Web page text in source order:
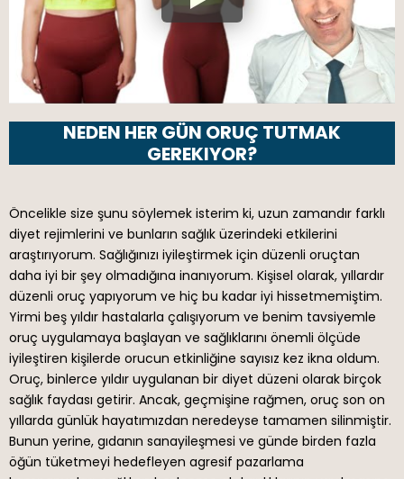
NEDEN HER GÜN ORUÇ TUTMAK
GEREKIYOR?
Öncelikle size şunu söylemek isterim ki, uzun zamandır farklı
diyet rejimlerini ve bunların sağlık üzerindeki etkilerini
araştırıyorum. Sağlığınızı iyileştirmek için düzenli oruçtan
daha iyi bir şey olmadığına inanıyorum. Kişisel olarak, yıllardır
düzenli oruç yapıyorum ve hiç bu kadar iyi hissetmemiştim.
Yirmi beş yıldır hastalarla çalışıyorum ve benim tavsiyemle
oruç uygulamaya başlayan ve sağlıklarını önemli ölçüde
iyileştiren kişilerde orucun etkinliğine sayısız kez ikna oldum.
Oruç, binlerce yıldır uygulanan bir diyet düzeni olarak birçok
sağlık faydası getirir. Ancak, geçmişine rağmen, oruç son on
yıllarda günlük hayatımızdan neredeyse tamamen silinmiştir.
Bunun yerine, gıdanın sanayileşmesi ve günde birden fazla
öğün tüketmeyi hedefleyen agresif pazarlama